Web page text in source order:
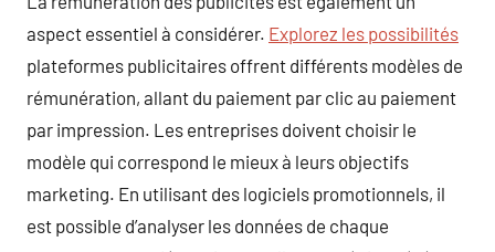
aspect essentiel à considérer. Explorez les possibilités
plateformes publicitaires offrent différents modèles de
rémunération, allant du paiement par clic au paiement
par impression. Les entreprises doivent choisir le
modèle qui correspond le mieux à leurs objectifs
marketing. En utilisant des logiciels promotionnels, il
est possible d’analyser les données de chaque